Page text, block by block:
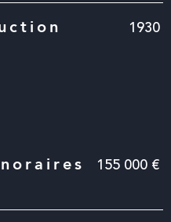
1930
155 000 €